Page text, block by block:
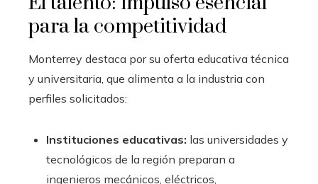
para la competitividad
Monterrey destaca por su oferta educativa técnica
y universitaria, que alimenta a la industria con
perfiles solicitados:
Instituciones educativas: las universidades y
tecnológicos de la región preparan a
ingenieros mecánicos, eléctricos,